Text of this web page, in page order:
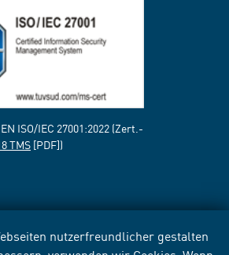
nutzerfreundlicher gestalten
ISO/IEC 27001:2022 (Zert.-
TMS[PDF])